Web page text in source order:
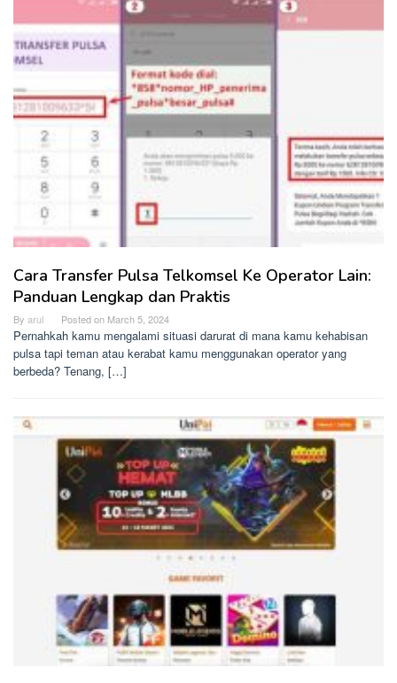
Cara Transfer Pulsa Telkomsel Ke Operator Lain:
Panduan Lengkap dan Praktis
By arul Posted on March 5, 2024
Pernahkah kamu mengalami situasi darurat di mana kamu kehabisan
pulsa tapi teman atau kerabat kamu menggunakan operator yang
berbeda? Tenang, […]